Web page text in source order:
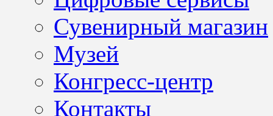
Сувенирный магазин
Музей
Конгресс-центр
Контакты